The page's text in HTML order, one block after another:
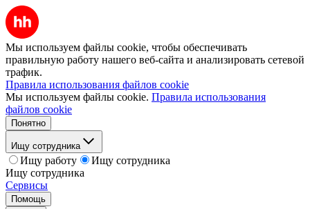
Мы используем файлы cookie, чтобы обеспечивать
правильную работу нашего веб-сайта и анализировать сетевой
трафик.
Правила использования файлов cookie
Мы используем файлы cookie. Правила использования
файлов cookie
Понятно
Ищу сотрудника
Ищу работу
Ищу сотрудника
Ищу сотрудника
Сервисы
Помощь